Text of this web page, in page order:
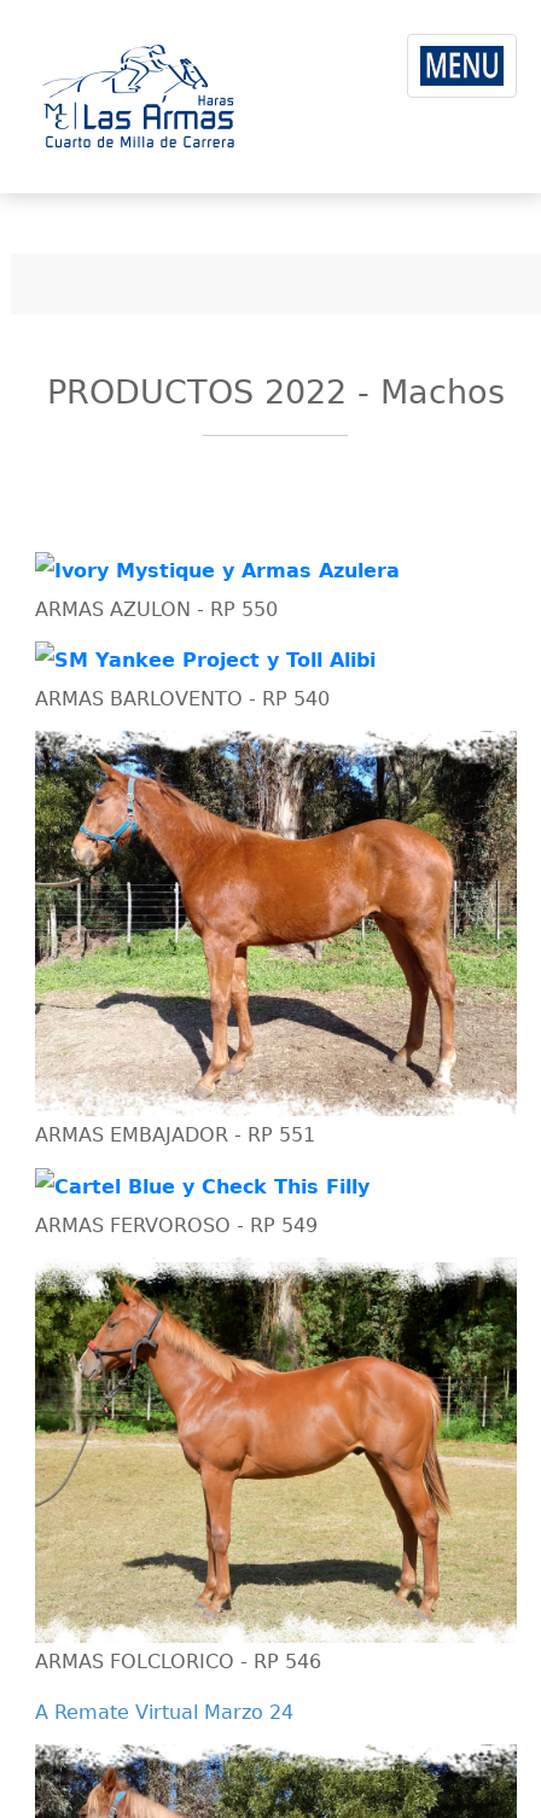
PRODUCTOS 2022 - Machos
ARMAS AZULON - RP 550
ARMAS BARLOVENTO - RP 540
ARMAS EMBAJADOR - RP 551
ARMAS FERVOROSO - RP 549
ARMAS FOLCLORICO - RP 546
A Remate Virtual Marzo 24